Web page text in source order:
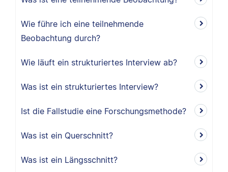
Wie führe ich eine teilnehmende
Beobachtung durch?
Wie läuft ein strukturiertes Interview ab?
Was ist ein strukturiertes Interview?
Ist die Fallstudie eine Forschungsmethode?
Was ist ein Querschnitt?
Was ist ein Längsschnitt?